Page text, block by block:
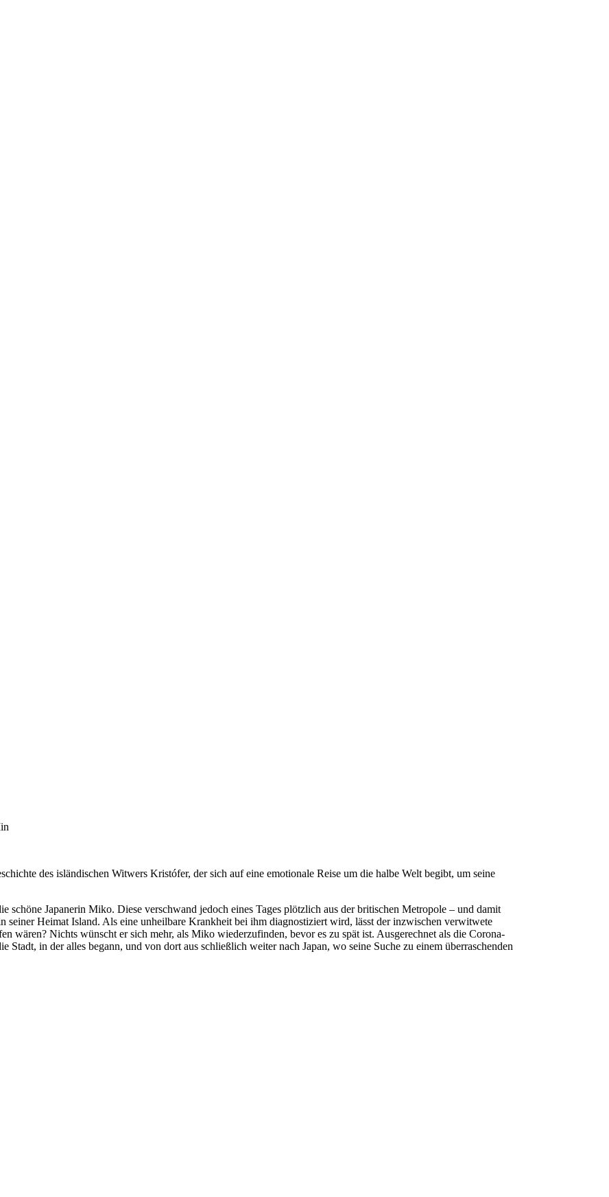
des isländischen Witwers Kristófer, der sich auf eine emotionale Reise um die halbe Welt begibt, um seine
Japanerin Miko. Diese verschwand jedoch eines Tages plötzlich aus der britischen Metropole – und damit
seiner Heimat Island. Als eine unheilbare Krankheit bei ihm diagnostiziert wird, lässt der inzwischen verwitwete
wären? Nichts wünscht er sich mehr, als Miko wiederzufinden, bevor es zu spät ist. Ausgerechnet als die Corona-
in der alles begann, und von dort aus schließlich weiter nach Japan, wo seine Suche zu einem überraschenden